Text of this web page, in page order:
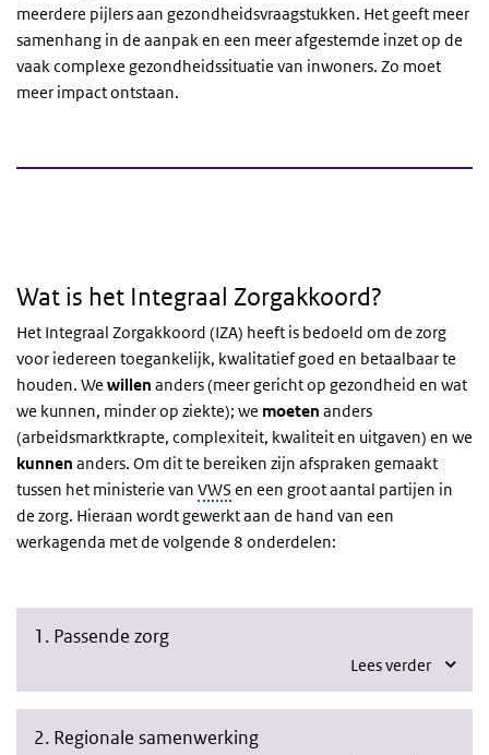
meerdere pijlers aan gezondheidsvraagstukken. Het geeft meer
samenhang in de aanpak en een meer afgestemde inzet op de
vaak complexe gezondheidssituatie van inwoners. Zo moet
meer impact ontstaan.
Wat is het Integraal Zorgakkoord?
Het Integraal Zorgakkoord (IZA) heeft is bedoeld om de zorg
voor iedereen toegankelijk, kwalitatief goed en betaalbaar te
houden. We willen anders (meer gericht op gezondheid en wat
we kunnen, minder op ziekte); we moeten anders
(arbeidsmarktkrapte, complexiteit, kwaliteit en uitgaven) en we
kunnen anders. Om dit te bereiken zijn afspraken gemaakt
tussen het ministerie van VWS en een groot aantal partijen in
de zorg. Hieraan wordt gewerkt aan de hand van een
werkagenda met de volgende 8 onderdelen:
1. Passende zorg
Lees verder
2. Regionale samenwerking